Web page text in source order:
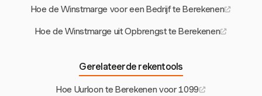
Hoe de Winstmarge voor een Bedrijf te Berekenen
Hoe de Winstmarge uit Opbrengst te Berekenen
Gerelateerde rekentools
Hoe Uurloon te Berekenen voor 1099